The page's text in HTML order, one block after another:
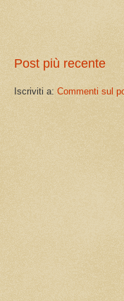
Post più recente
Iscriviti a: Commenti sul